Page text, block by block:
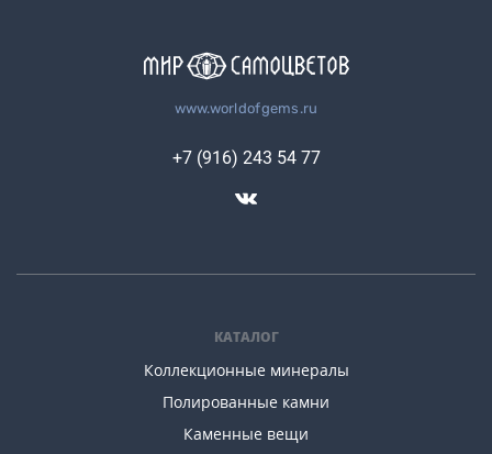
www.worldofgems.ru
КАТАЛОГ
Коллекционные минералы
Полированные камни
Каменные вещи
+7 (916) 243 54 77